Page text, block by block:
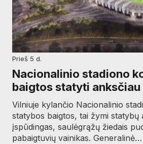
prieš 5 d.
Nacionalinio stadiono
baigtos statyti anksčiau
Vilniuje kylančio Nacionalinio
statybos baigtos, tai žymi statybų
įspūdingas, saulėgrąžų žiedais
pabaigtuvių vainikas. Generalinė…